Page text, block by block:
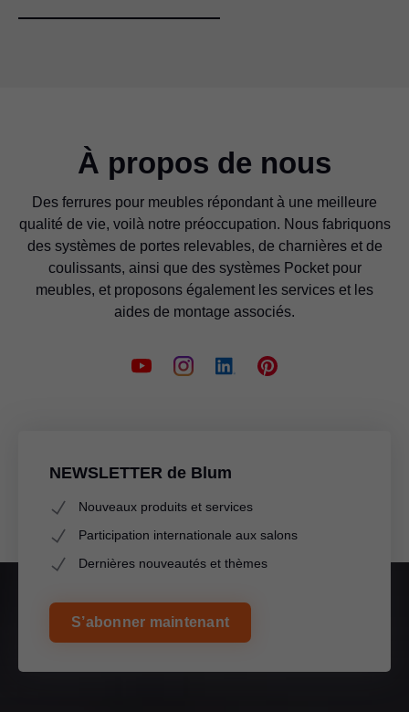
À propos de nous
Des ferrures pour meubles répondant à une meilleure
qualité de vie, voilà notre préoccupation. Nous fabriquons
des systèmes de portes relevables, de charnières et de
coulissants, ainsi que des systèmes Pocket pour
meubles, et proposons également les services et les
aides de montage associés.
NEWSLETTER de Blum
Nouveaux produits et services
Participation internationale aux salons
Dernières nouveautés et thèmes
S’abonner maintenant